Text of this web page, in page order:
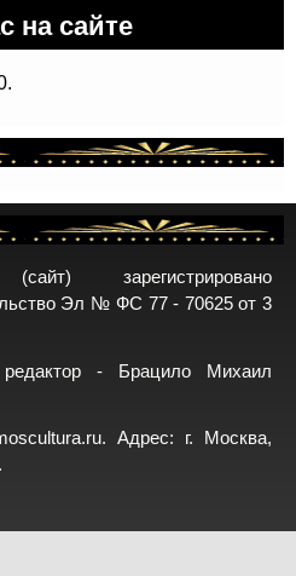
на сайте
зарегистрировано
Эл № ФС 77 - 70625 от 3
- Брацило Михаил
. Адрес: г. Москва,